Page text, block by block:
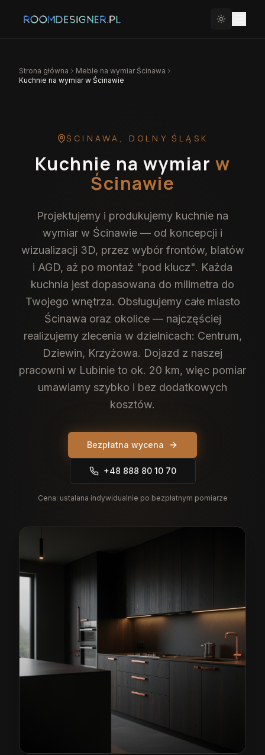
Strona główna Meble na wymiar Ścinawa
Kuchnie na wymiar w Ścinawie
ŚCINAWA , DOLNY ŚLĄSK
Kuchnie na wymiar w
Ścinawie
Projektujemy i produkujemy kuchnie na
wymiar w Ścinawie — od koncepcji i
wizualizacji 3D, przez wybór frontów, blatów
i AGD, aż po montaż "pod klucz". Każda
kuchnia jest dopasowana do milimetra do
Twojego wnętrza. Obsługujemy całe miasto
Ścinawa oraz okolice — najczęściej
realizujemy zlecenia w dzielnicach: Centrum,
Dziewin, Krzyżowa. Dojazd z naszej
pracowni w Lubinie to ok. 20 km, więc pomiar
umawiamy szybko i bez dodatkowych
kosztów.
Bezpłatna wycena
+48 888 80 10 70
Cena: ustalana indywidualnie po bezpłatnym pomiarze